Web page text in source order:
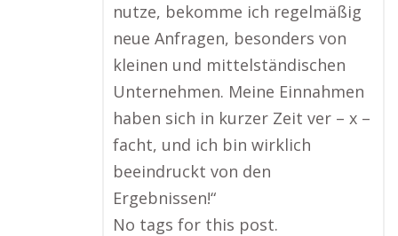
nutze, bekomme ich regelmäßig
neue Anfragen, besonders von
kleinen und mittelständischen
Unternehmen. Meine Einnahmen
haben sich in kurzer Zeit ver – x –
facht, und ich bin wirklich
beeindruckt von den
Ergebnissen!“
No tags for this post.